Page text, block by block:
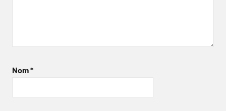
Nom*